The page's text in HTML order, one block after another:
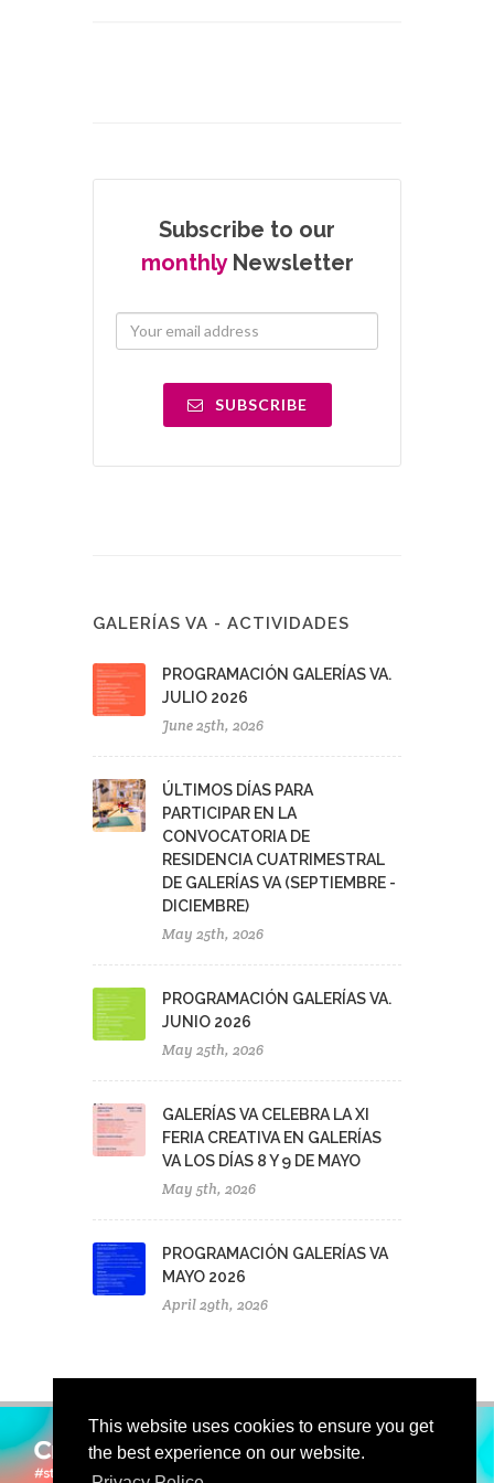
This website uses cookies to ensure you get
the best experience on our website.
Subscribe to our
monthlyNewsletter
SUBSCRIBE
GALERÍAS VA - ACTIVIDADES
PROGRAMACIÓN GALERÍAS VA.
JULIO 2026
June 25th, 2026
ÚLTIMOS DÍAS PARA
PARTICIPAR EN LA
CONVOCATORIA DE
RESIDENCIA CUATRIMESTRAL
DE GALERÍAS VA (SEPTIEMBRE -
DICIEMBRE)
May 25th, 2026
PROGRAMACIÓN GALERÍAS VA.
JUNIO 2026
May 25th, 2026
GALERÍAS VA CELEBRA LA XI
FERIA CREATIVA EN GALERÍAS
VA LOS DÍAS 8 Y 9 DE MAYO
May 5th, 2026
PROGRAMACIÓN GALERÍAS VA
MAYO 2026
April 29th, 2026